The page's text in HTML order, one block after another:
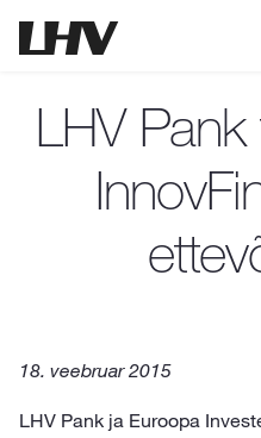
LHV
18. veebruar 2015
LHV Pank ja Euroopa